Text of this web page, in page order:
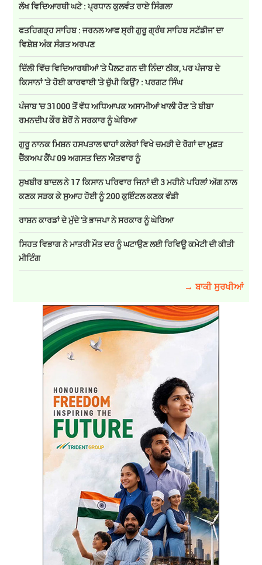
ਲੱਖ ਵਿਦਿਆਰਥੀ ਘਟੇ : ਪ੍ਰਧਾਨ ਕੁਲਵੰਤ ਰਾਏ ਸਿੰਗਲਾ
ਫਤਹਿਗੜ੍ਹ ਸਾਹਿਬ : ਜਰਨਲ ਆਫ ਸ੍ਰੀ ਗੁਰੂ ਗ੍ਰੰਥ ਸਾਹਿਬ ਸਟੱਡੀਜ' ਦਾ
ਵਿਸ਼ੇਸ਼ ਅੰਕ ਸੰਗਤ ਅਰਪਣ
ਦਿੱਲੀ ਵਿੱਚ ਵਿਦਿਆਰਥੀਆਂ 'ਤੇ ਪੈਲਟ ਗਨ ਦੀ ਨਿੰਦਾ ਠੀਕ, ਪਰ ਪੰਜਾਬ ਦੇ
ਕਿਸਾਨਾਂ 'ਤੇ ਹੋਈ ਕਾਰਵਾਈ 'ਤੇ ਚੁੱਪੀ ਕਿਉਂ? : ਪਰਗਟ ਸਿੰਘ
ਪੰਜਾਬ 'ਚ 31000 ਤੋਂ ਵੱਧ ਅਧਿਆਪਕ ਅਸਾਮੀਆਂ ਖਾਲੀ ਹੋਣ 'ਤੇ ਬੀਬਾ
ਰਮਨਦੀਪ ਕੌਰ ਸ਼ੇਰੋਂ ਨੇ ਸਰਕਾਰ ਨੂੰ ਘੇਰਿਆ
ਗੁਰੂ ਨਾਨਕ ਮਿਸ਼ਨ ਹਸਪਤਾਲ ਢਾਹਾਂ ਕਲੇਰਾਂ ਵਿਖੇ ਚਮੜੀ ਦੇ ਰੋਗਾਂ ਦਾ ਮੁਫ਼ਤ
ਚੈੱਕਅਪ ਕੈਂਪ 09 ਅਗਸਤ ਦਿਨ ਐਤਵਾਰ ਨੂੰ
ਸੁਖਬੀਰ ਬਾਦਲ ਨੇ 17 ਕਿਸਾਨ ਪਰਿਵਾਰ ਜਿਨਾਂ ਦੀ 3 ਮਹੀਨੇ ਪਹਿਲਾਂ ਅੱਗ ਨਾਲ
ਕਣਕ ਸੜਕ ਕੇ ਸੁਆਹ ਹੋਈ ਨੂੰ 200 ਕੁਇੰਟਲ ਕਣਕ ਵੰਡੀ
ਰਾਸ਼ਨ ਕਾਰਡਾਂ ਦੇ ਮੁੱਦੇ 'ਤੇ ਭਾਜਪਾ ਨੇ ਸਰਕਾਰ ਨੂੰ ਘੇਰਿਆ
ਸਿਹਤ ਵਿਭਾਗ ਨੇ ਮਾਤਰੀ ਮੌਤ ਦਰ ਨੂੰ ਘਟਾਉਣ ਲਈ ਰਿਵਿਊ ਕਮੇਟੀ ਦੀ ਕੀਤੀ
ਮੀਟਿੰਗ
→ ਬਾਕੀ ਸੁਰਖੀਆਂ